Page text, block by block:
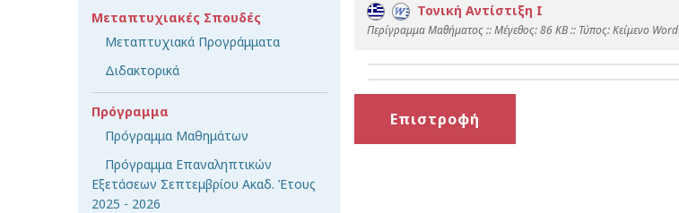
Τονική Αντίστιξη Ι
Περίγραμμα Μαθήματος :: Mέγεθος: 86 KB :: Τύπος: Kείμενο Word
Επιστροφή
Μεταπτυχιακές Σπουδές
Μεταπτυχιακά Προγράμματα
Διδακτορικά
Πρόγραμμα
Πρόγραμμα Μαθημάτων
Πρόγραμμα Επαναληπτικών
Εξετάσεων Σεπτεμβρίου Ακαδ. Έτους
2025 - 2026